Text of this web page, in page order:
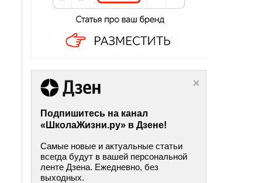
Подпишитесь на канал
«ШколаЖизни.ру» в Дзене!
Самые новые и актуальные статьи
всегда будут в вашей персональной
ленте Дзена. Ежедневно, без
выходных.